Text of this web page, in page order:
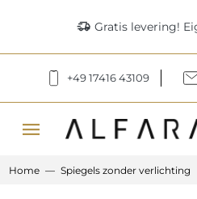
delivery_truck_speed Gratis levering!
+49 17416 43109
menu
Home Spiegels zonder verlichting